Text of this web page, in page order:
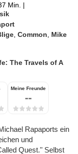
Min. |
,Common
Mike
The Travels of A
Meine Freunde
--
Rapaports ein
und
Quest." Selbst